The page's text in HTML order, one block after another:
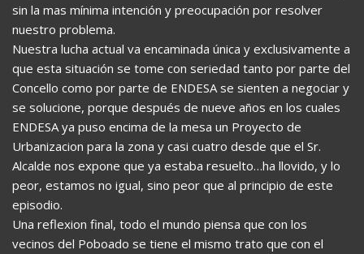
sin la mas mínima intención y preocupación por resolver
nuestro problema.
Nuestra lucha actual va encaminada única y exclusivamente a
que esta situación se tome con seriedad tanto por parte del
Concello como por parte de ENDESA se sienten a negociar y
se solucione, porque después de nueve años en los cuales
ENDESA ya puso encima de la mesa un Proyecto de
Urbanizacion para la zona y casi cuatro desde que el Sr.
Alcalde nos expone que ya estaba resuelto…ha llovido, y lo
peor, estamos no igual, sino peor que al principio de este
episodio.
Una reflexion final, todo el mundo piensa que con los
vecinos del Poboado se tiene el mismo trato que con el